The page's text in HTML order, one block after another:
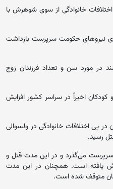
خانوادگی از سوی شوهرش با
نیروهای حکومت سرپرست بازداشت
در مورد سن و تعداد فرزندان زوج
کودکان اخیراً در سراسر کشور افزایش
پی اختلافات خانوادگی در ولسوالی
رسید.
می‌گذرد و در این مدت قتل‌ و
یافته است. همچنان در این مدت
متوقف شده است.